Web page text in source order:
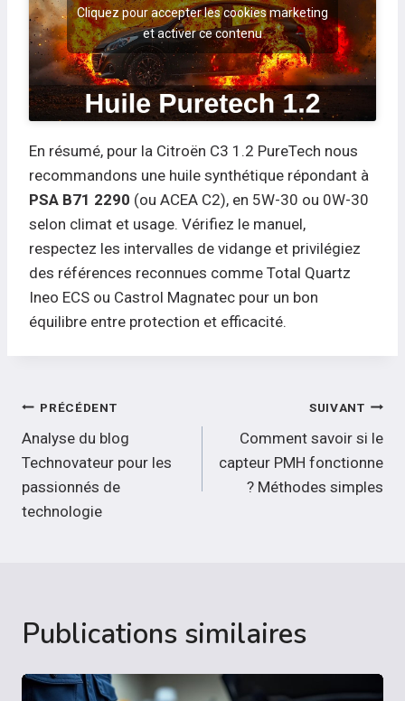
Cliquez pour accepter les cookies marketing
et activer ce contenu
En résumé, pour la Citroën C3 1.2 PureTech nous
recommandons une huile synthétique répondant à
PSA B71 2290 (ou ACEA C2), en 5W-30 ou 0W-30
selon climat et usage. Vérifiez le manuel,
respectez les intervalles de vidange et privilégiez
des références reconnues comme Total Quartz
Ineo ECS ou Castrol Magnatec pour un bon
équilibre entre protection et efficacité.
Navigation
de
l’article
PRÉCÉDENT
Analyse du blog
Technovateur pour les
passionnés de
technologie
SUIVANT
Comment savoir si le
capteur PMH fonctionne
? Méthodes simples
Publications similaires